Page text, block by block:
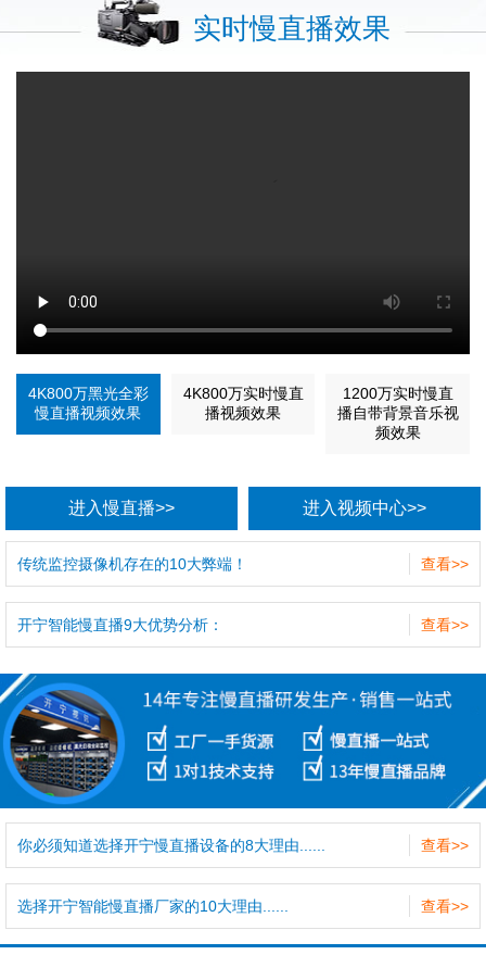
实时慢直播效果
4K800万黑光全彩
慢直播视频效果
4K800万实时慢直
播视频效果
1200万实时慢直
播自带背景音乐视
频效果
进入慢直播>> 进入视频中心>>
查看>>
传统监控摄像机存在的10大弊端！
查看>>
开宁智能慢直播9大优势分析：
查看>>
你必须知道选择开宁慢直播设备的8大理由......
查看>>
选择开宁智能慢直播厂家的10大理由......